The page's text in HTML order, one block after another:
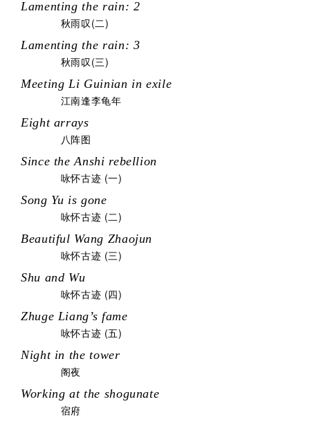
Lamenting the rain: 2
秋雨叹(二)
Lamenting the rain: 3
秋雨叹(三)
Meeting Li Guinian in exile
江南逢李龟年
Eight arrays
八阵图
Since the Anshi rebellion
咏怀古迹 (一)
Song Yu is gone
咏怀古迹 (二)
Beautiful Wang Zhaojun
咏怀古迹 (三)
Shu and Wu
咏怀古迹 (四)
Zhuge Liang’s fame
咏怀古迹 (五)
Night in the tower
阁夜
Working at the shogunate
宿府